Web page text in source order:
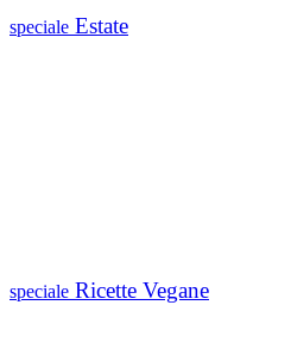
speciale Estate
speciale Ricette Vegane